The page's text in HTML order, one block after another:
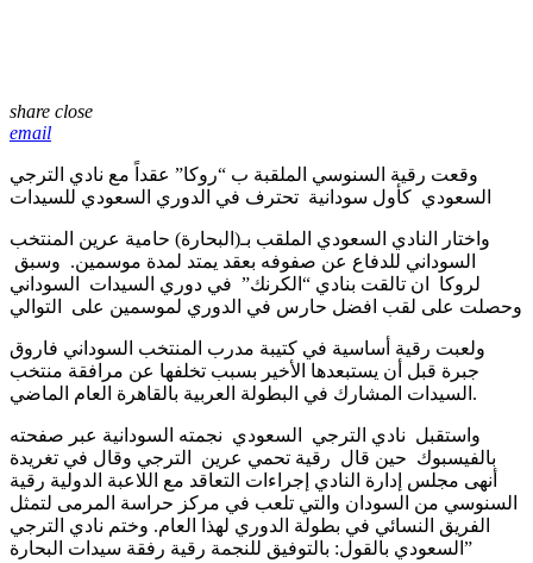
share close
email
وقعت رقية السنوسي الملقبة ب “روكا” عقداً مع نادي الترجي
السعودي كأول سودانية تحترف في الدوري السعودي للسيدات
واختار النادي السعودي الملقب بـ(البحارة) حامية عرين المنتخب
السوداني للدفاع عن صفوفه بعقد يمتد لمدة موسمين. وسبق
لروكا
ان تالقت بنادي “الكرنك” في دوري السيدات
السوداني
وحصلت على لقب افضل حارس في الدوري لموسمين على
التوالي
ولعبت رقية أساسية في كتيبة مدرب المنتخب السوداني فاروق
جبرة قبل أن يستبعدها الأخير بسبب تخلفها عن مرافقة منتخب
السيدات المشارك في البطولة العربية بالقاهرة العام الماضي.
واستقبل نادي الترجي السعودي نجمته السودانية عبر صفحته
بالفيسبوك حين قال رقية تحمي عرين
الترجي وقال في تغريدة
أنهى مجلس إدارة النادي إجراءات التعاقد مع اللاعبة الدولية رقية
السنوسي من السودان والتي تلعب في مركز حراسة المرمى لتمثل
الفريق النسائي في بطولة الدوري لهذا العام. وختم نادي الترجي
السعودي بالقول: بالتوفيق للنجمة رقية رفقة سيدات البحارة ”